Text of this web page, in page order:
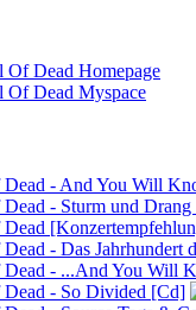
Dead Homepage
Dead Myspace